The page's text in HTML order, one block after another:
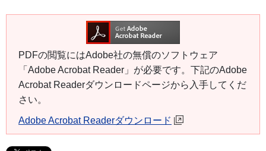
PDFの閲覧にはAdobe社の無償のソフトウェア
「Adobe Acrobat Reader」が必要です。下記のAdobe
Acrobat Readerダウンロードページから入手してくだ
さい。
Adobe Acrobat Readerダウンロード